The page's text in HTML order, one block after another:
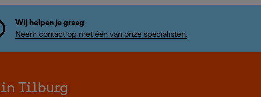
Wij helpen je graag
Neem contact op met één van onze specialisten.
in Tilburg